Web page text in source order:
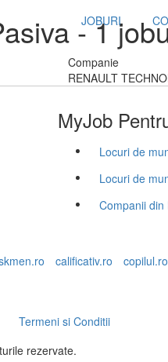
JOBURI
- 1
Companie
RENAULT
MyJob
Locuri de
Locuri de
Companii din
calificativ.ro copilul.ro
Termeni si Conditii
rezervate.